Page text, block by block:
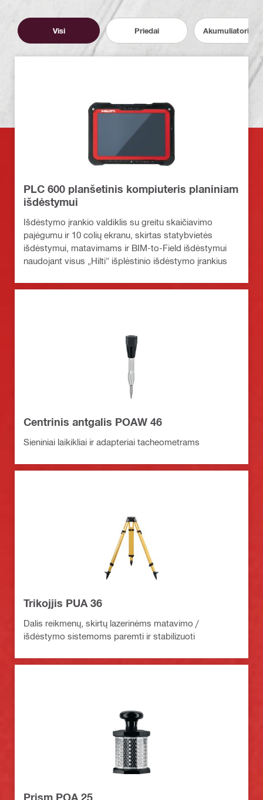
Visi Priedai Akumuliatoriai
PLC 600 planšetinis kompiuteris planiniam
išdėstymui
Išdėstymo įrankio valdiklis su greitu skaičiavimo
pajėgumu ir 10 colių ekranu, skirtas statybvietės
išdėstymui, matavimams ir BIM-to-Field išdėstymui
naudojant visus „Hilti“ išplėstinio išdėstymo įrankius
Centrinis antgalis POAW 46
Sieniniai laikikliai ir adapteriai tacheometrams
Trikojjis PUA 36
Dalis reikmenų, skirtų lazerinėms matavimo /
išdėstymo sistemoms paremti ir stabilizuoti
Prism POA 25